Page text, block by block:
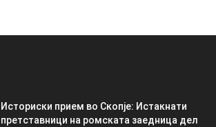
Историски прием во Скопје: Истакнати
претставници на ромската заедница дел